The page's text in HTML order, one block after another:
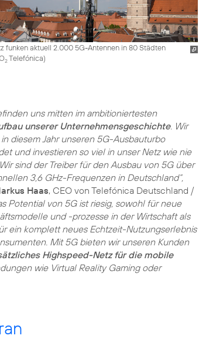
funken aktuell 2.000 5G-Antennen in 80 Städten
2Telefónica)
uns mitten im ambitioniertesten
unserer Unternehmensgeschichte. Wir
diesem Jahr unseren 5G-Ausbauturbo
und investieren so viel in unser Netz wie nie
sind der Treiber für den Ausbau von 5G über
3,6 GHz-Frequenzen in Deutschland“,
Haas, CEO von Telefónica Deutschland /
Potential von 5G ist riesig, sowohl für neue
und -prozesse in der Wirtschaft als
ein komplett neues Echtzeit-Nutzungserlebnis
Mit 5G bieten wir unseren Kunden
Highspeed-Netz für die mobile
wie Virtual Reality Gaming oder